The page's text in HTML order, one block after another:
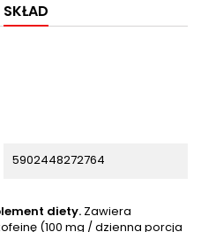
SKŁAD
5902448272764
diety. Zawiera
(100 mg / dzienna porcja